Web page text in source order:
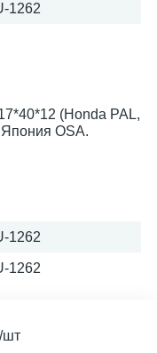
1262
(Honda PAL,
OSA.
1262
1262
/шт